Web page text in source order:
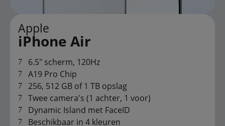
Apple
iPhone Air
6.5" scherm, 120Hz
A19 Pro Chip
256, 512 GB of 1 TB opslag
Twee camera's (1 achter, 1 voor)
Dynamic Island met FaceID
Beschikbaar in 4 kleuren